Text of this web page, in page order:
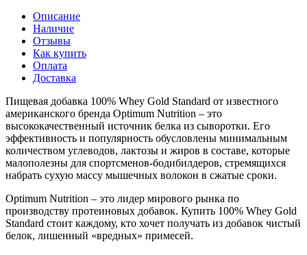
Описание
Наличие
Отзывы
Как купить
Оплата
Доставка
Пищевая добавка 100% Whey Gold Standard от известного
американского бренда Optimum Nutrition – это
высококачественный источник белка из сыворотки. Его
эффективность и популярность обусловлены минимальным
количеством углеводов, лактозы и жиров в составе, которые
малополезны для спортсменов-бодибилдеров, стремящихся
набрать сухую массу мышечных волокон в сжатые сроки.
Optimum Nutrition – это лидер мирового рынка по
производству протеиновых добавок. Купить 100% Whey Gold
Standard стоит каждому, кто хочет получать из добавок чистый
белок, лишенный «вредных» примесей.